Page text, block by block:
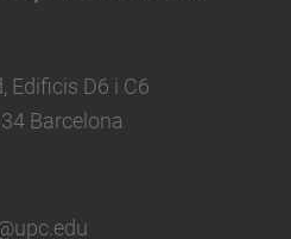
Edificis D6 i C6
Barcelona